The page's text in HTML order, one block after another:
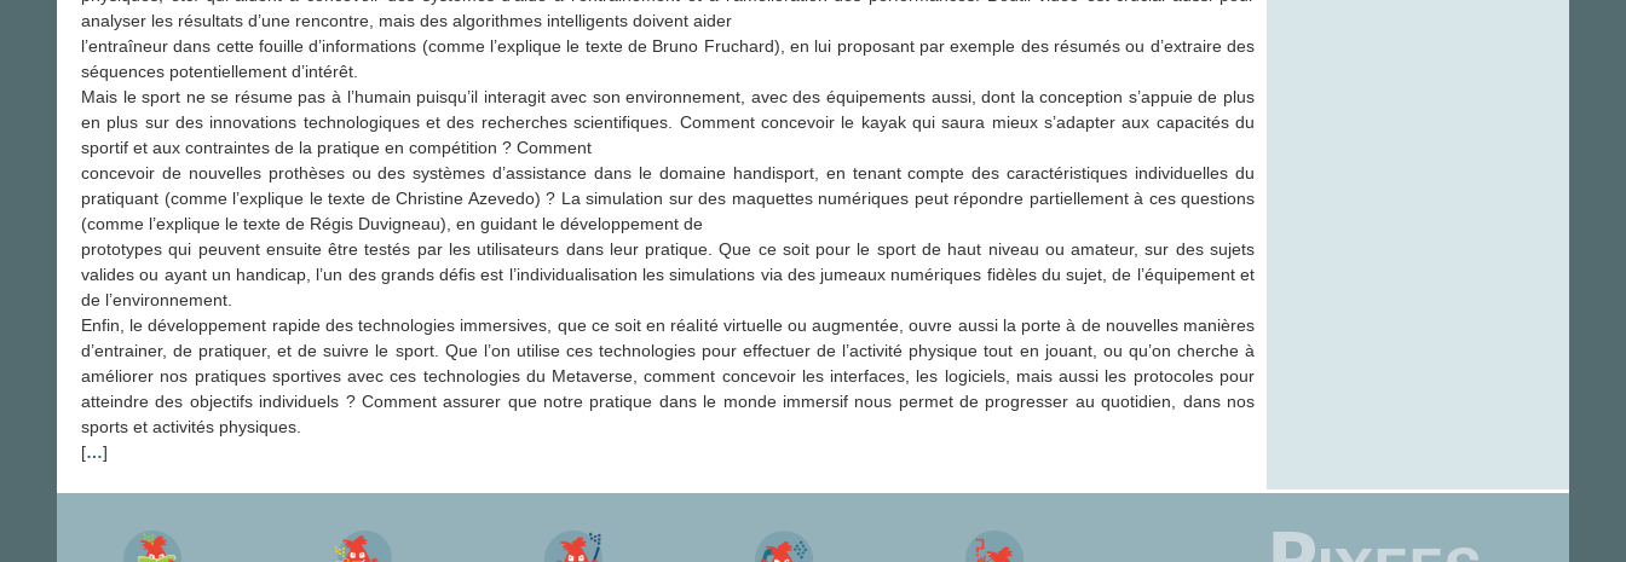
analyser les résultats d’une rencontre, mais des algorithmes intelligents doivent aider
l’entraîneur dans cette fouille d’informations (comme l’explique le texte de Bruno Fruchard), en lui proposant par exemple des résumés ou d’extraire des
séquences potentiellement d’intérêt.
Mais le sport ne se résume pas à l’humain puisqu’il interagit avec son environnement, avec des équipements aussi, dont la conception s’appuie de plus
en plus sur des innovations technologiques et des recherches scientifiques. Comment concevoir le kayak qui saura mieux s’adapter aux capacités du
sportif et aux contraintes de la pratique en compétition ? Comment
concevoir de nouvelles prothèses ou des systèmes d’assistance dans le domaine handisport, en tenant compte des caractéristiques individuelles du
pratiquant (comme l’explique le texte de Christine Azevedo) ? La simulation sur des maquettes numériques peut répondre partiellement à ces questions
(comme l’explique le texte de Régis Duvigneau), en guidant le développement de
prototypes qui peuvent ensuite être testés par les utilisateurs dans leur pratique. Que ce soit pour le sport de haut niveau ou amateur, sur des sujets
valides ou ayant un handicap, l’un des grands défis est l’individualisation les simulations via des jumeaux numériques fidèles du sujet, de l’équipement et
de l’environnement.
Enfin, le développement rapide des technologies immersives, que ce soit en réalité virtuelle ou augmentée, ouvre aussi la porte à de nouvelles manières
d’entrainer, de pratiquer, et de suivre le sport. Que l’on utilise ces technologies pour effectuer de l’activité physique tout en jouant, ou qu’on cherche à
améliorer nos pratiques sportives avec ces technologies du Metaverse, comment concevoir les interfaces, les logiciels, mais aussi les protocoles pour
atteindre des objectifs individuels ? Comment assurer que notre pratique dans le monde immersif nous permet de progresser au quotidien, dans nos
sports et activités physiques.
[…]